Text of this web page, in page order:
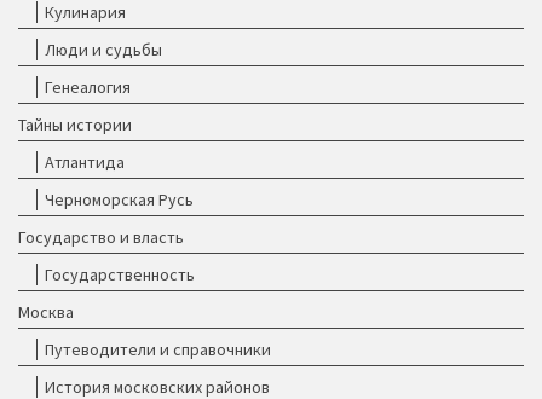
Кулинария
Люди и судьбы
Генеалогия
Тайны истории
Атлантида
Черноморская Русь
Государство и власть
Государственность
Москва
Путеводители и справочники
История московских районов